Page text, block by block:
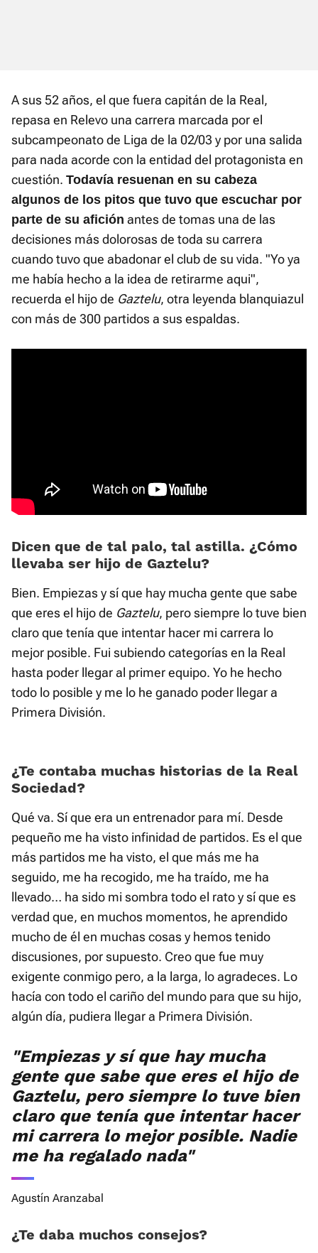
A sus 52 años, el que fuera capitán de la Real,
repasa en Relevo una carrera marcada por el
subcampeonato de Liga de la 02/03 y por una salida
para nada acorde con la entidad del protagonista en
cuestión. Todavía resuenan en su cabeza
algunos de los pitos que tuvo que escuchar por
parte de su afición antes de tomas una de las
decisiones más dolorosas de toda su carrera
cuando tuvo que abadonar el club de su vida. "Yo ya
me había hecho a la idea de retirarme aqui",
recuerda el hijo de Gaztelu, otra leyenda blanquiazul
con más de 300 partidos a sus espaldas.
Dicen que de tal palo, tal astilla. ¿Cómo
llevaba ser hijo de Gaztelu?
Bien. Empiezas y sí que hay mucha gente que sabe
que eres el hijo de Gaztelu, pero siempre lo tuve bien
claro que tenía que intentar hacer mi carrera lo
mejor posible. Fui subiendo categorías en la Real
hasta poder llegar al primer equipo. Yo he hecho
todo lo posible y me lo he ganado poder llegar a
Primera División.
¿Te contaba muchas historias de la Real
Sociedad?
Qué va. Sí que era un entrenador para mí. Desde
pequeño me ha visto infinidad de partidos. Es el que
más partidos me ha visto, el que más me ha
seguido, me ha recogido, me ha traído, me ha
llevado… ha sido mi sombra todo el rato y sí que es
verdad que, en muchos momentos, he aprendido
mucho de él en muchas cosas y hemos tenido
discusiones, por supuesto. Creo que fue muy
exigente conmigo pero, a la larga, lo agradeces. Lo
hacía con todo el cariño del mundo para que su hijo,
algún día, pudiera llegar a Primera División.
"Empiezas y sí que hay mucha
gente que sabe que eres el hijo de
Gaztelu, pero siempre lo tuve bien
claro que tenía que intentar hacer
mi carrera lo mejor posible. Nadie
me ha regalado nada"
Agustín Aranzabal
¿Te daba muchos consejos?